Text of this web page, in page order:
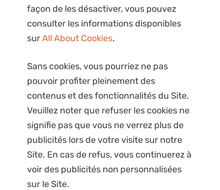
façon de les désactiver, vous pouvez
consulter les informations disponibles
surAll About Cookies.
Sans cookies, vous pourriez ne pas
pouvoir profiter pleinement des
contenus et des fonctionnalités du Site.
Veuillez noter que refuser les cookies ne
signifie pas que vous ne verrez plus de
publicités lors de votre visite sur notre
Site. En cas de refus, vous continuerez à
voir des publicités non personnalisées
sur le Site.